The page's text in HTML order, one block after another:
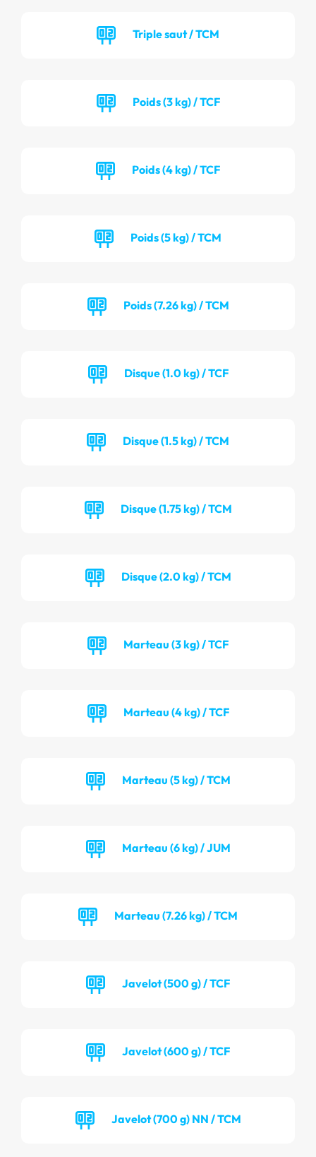
Triple saut / TCM
Poids (3 kg) / TCF
Poids (4 kg) / TCF
Poids (5 kg) / TCM
Poids (7.26 kg) / TCM
Disque (1.0 kg) / TCF
Disque (1.5 kg) / TCM
Disque (1.75 kg) / TCM
Disque (2.0 kg) / TCM
Marteau (3 kg) / TCF
Marteau (4 kg) / TCF
Marteau (5 kg) / TCM
Marteau (6 kg) / JUM
Marteau (7.26 kg) / TCM
Javelot (500 g) / TCF
Javelot (600 g) / TCF
Javelot (700 g) NN / TCM